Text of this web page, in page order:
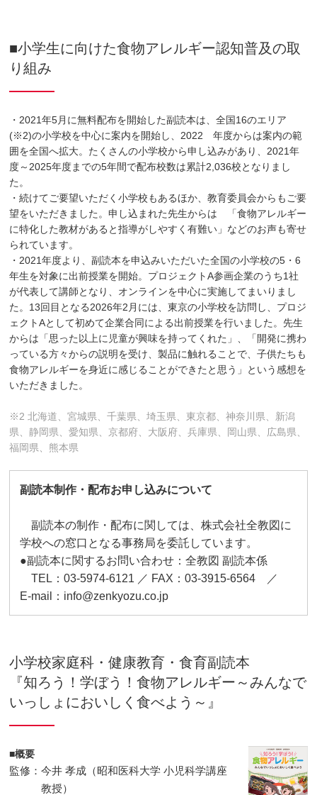
■小学生に向けた食物アレルギー認知普及の取
り組み
・2021年5月に無料配布を開始した副読本は、全国16のエリア
(※2)の小学校を中心に案内を開始し、2022 年度からは案内の範
囲を全国へ拡大。たくさんの小学校から申し込みがあり、2021年
度～2025年度までの5年間で配布校数は累計2,036校となりまし
た。
・続けてご要望いただく小学校もあるほか、教育委員会からもご要
望をいただきました。申し込まれた先生からは 「食物アレルギー
に特化した教材があると指導がしやすく有難い」などのお声も寄せ
られています。
・2021年度より、副読本を申込みいただいた全国の小学校の5・6
年生を対象に出前授業を開始。プロジェクトA参画企業のうち1社
が代表して講師となり、オンラインを中心に実施してまいりまし
た。13回目となる2026年2月には、東京の小学校を訪問し、プロジ
ェクトAとして初めて企業合同による出前授業を行いました。先生
からは「思った以上に児童が興味を持ってくれた」、「開発に携わ
っている方々からの説明を受け、製品に触れることで、子供たちも
食物アレルギーを身近に感じることができたと思う」という感想を
いただきました。
※2 北海道、宮城県、千葉県、埼玉県、東京都、神奈川県、新潟
県、静岡県、愛知県、京都府、大阪府、兵庫県、岡山県、広島県、
福岡県、熊本県
副読本制作・配布お申し込みについて
副読本の制作・配布に関しては、株式会社全教図に
学校への窓口となる事務局を委託しています。
●副読本に関するお問い合わせ：全教図 副読本係
TEL：03-5974-6121 ／ FAX：03-3915-6564 ／
E-mail：info@zenkyozu.co.jp
小学校家庭科・健康教育・食育副読本
『知ろう！学ぼう！食物アレルギー～みんなで
いっしょにおいしく食べよう～』
■概要
監修：今井 孝成（昭和医科大学 小児科学講座
教授）